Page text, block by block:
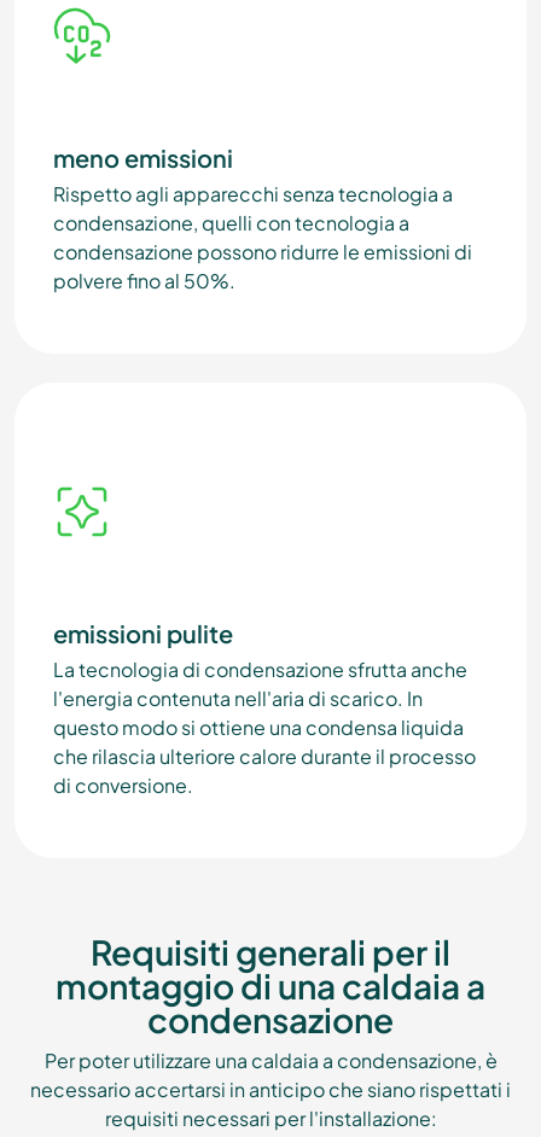
meno emissioni
Rispetto agli apparecchi senza tecnologia a
condensazione, quelli con tecnologia a
condensazione possono ridurre le emissioni di
polvere fino al 50%.
emissioni pulite
La tecnologia di condensazione sfrutta anche
l'energia contenuta nell'aria di scarico. In
questo modo si ottiene una condensa liquida
che rilascia ulteriore calore durante il processo
di conversione.
Requisiti generali per il
montaggio di una caldaia a
condensazione
Per poter utilizzare una caldaia a condensazione, è
necessario accertarsi in anticipo che siano rispettati i
requisiti necessari per l'installazione: